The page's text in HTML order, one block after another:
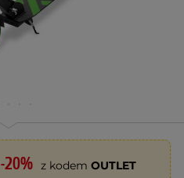
-20% z kodem OUTLET